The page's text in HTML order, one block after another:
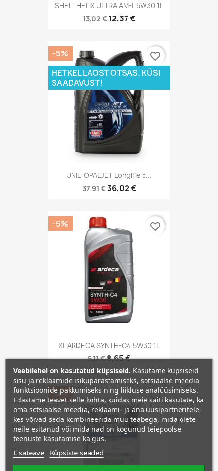
SHELL HELIX ULTRA AM-L 5W30 1L
13,02 € 12,37 €
UNIL-OPALJET Longlife 3...
37,91 €36,02 €
−5%
HETKEL LAOST OTSAS. KÜSI
SAADAVUST!
favorite_border
XL ARDECA SYNTH-C4 5W30 1L
9,11 €8,65 €
−5% favorite_border
−5% favorite_border
Veebilehel on kasutatud küpsiseid. Kasutame küpsiseid
sisu ja reklaamide isikupärastamiseks, sotsiaalse meedia
funktsioonide pakkumiseks ning liikluse analüüsimiseks.
Edastame teavet selle kohta, kuidas meie saiti kasutate, ka
oma sotsiaalse meedia, reklaami- ja analüüsipartneritele,
kes võivad seda kombineerida muu teabega, mida olete
neile esitanud või mida nad on kogunud teiepoolse
teenuste kasutamise käigus.
Lisateave Küpsiste seaded